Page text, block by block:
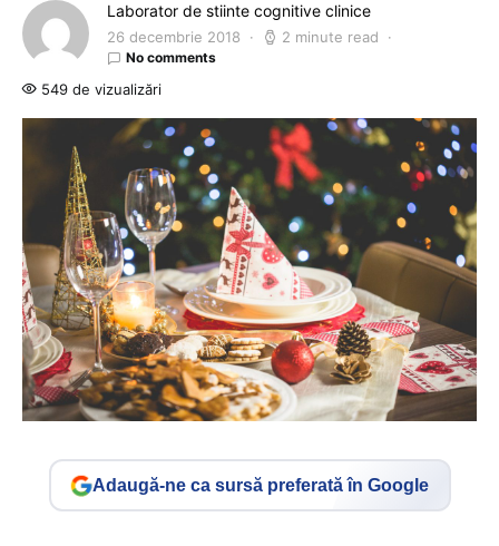
Laborator de stiinte cognitive clinice
26 decembrie 2018 2 minute read
No comments
549 de vizualizări
Adaugă-ne ca sursă preferată în Google